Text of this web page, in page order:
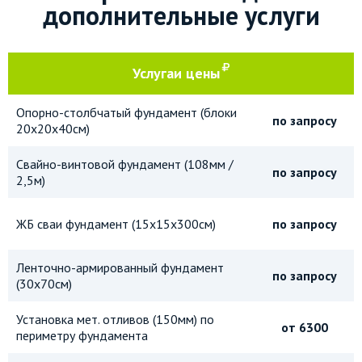
дополнительные услуги
Услугаи цены
Опорно-столбчатый фундамент (блоки
20х20х40см)
по запросу
Свайно-винтовой фундамент (108мм /
2,5м)
по запросу
ЖБ сваи фундамент (15х15х300см) по запросу
Ленточно-армированный фундамент
(30х70см)
по запросу
Установка мет. отливов (150мм) по
периметру фундамента
от 6300